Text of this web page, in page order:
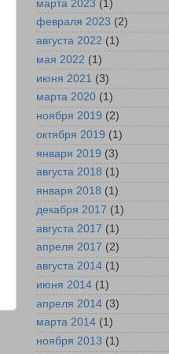
марта 2023 (1)
февраля 2023 (2)
августа 2022 (1)
мая 2022 (1)
июня 2021 (3)
марта 2020 (1)
ноября 2019 (2)
октября 2019 (1)
января 2019 (3)
августа 2018 (1)
января 2018 (1)
декабря 2017 (1)
августа 2017 (1)
апреля 2017 (2)
августа 2014 (1)
июня 2014 (1)
апреля 2014 (3)
марта 2014 (1)
ноября 2013 (1)